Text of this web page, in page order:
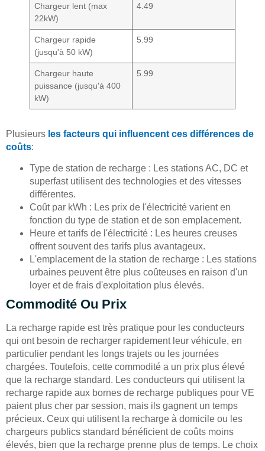
Chargeur lent (max
22kW)
4.49
Chargeur rapide
(jusqu'à 50 kW)
5.99
Chargeur haute
puissance (jusqu'à 400
kW)
5.99
Plusieurs les facteurs qui influencent ces différences de
coûts:
Type de station de recharge : Les stations AC, DC et
superfast utilisent des technologies et des vitesses
différentes.
Coût par kWh : Les prix de l'électricité varient en
fonction du type de station et de son emplacement.
Heure et tarifs de l'électricité : Les heures creuses
offrent souvent des tarifs plus avantageux.
L'emplacement de la station de recharge : Les stations
urbaines peuvent être plus coûteuses en raison d'un
loyer et de frais d'exploitation plus élevés.
Commodité Ou Prix
La recharge rapide est très pratique pour les conducteurs
qui ont besoin de recharger rapidement leur véhicule, en
particulier pendant les longs trajets ou les journées
chargées. Toutefois, cette commodité a un prix plus élevé
que la recharge standard. Les conducteurs qui utilisent la
recharge rapide aux bornes de recharge publiques pour VE
paient plus cher par session, mais ils gagnent un temps
précieux. Ceux qui utilisent la recharge à domicile ou les
chargeurs publics standard bénéficient de coûts moins
élevés, bien que la recharge prenne plus de temps. Le choix